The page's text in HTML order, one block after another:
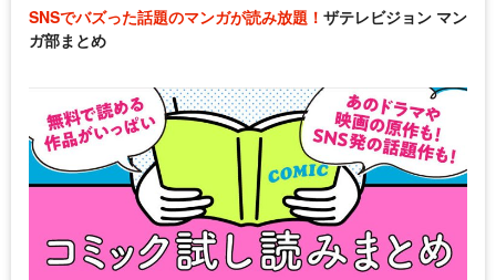
SNSでバズった話題のマンガが読み放題！ ザテレビジョン マン
ガ部まとめ